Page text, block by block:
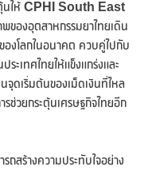
นให้ CPHI South East
ของอุตสาหกรรมยาไทยเดิน
งโลกในอนาคต ควบคู่ไปกับ
ระเทศไทยให้แข็งแกร่งและ
จุดเริ่มต้นของเม็ดเงินที่ไหล
รช่วยกระตุ้นเศรษฐกิจไทยอีก
สร้างความประทับใจอย่าง